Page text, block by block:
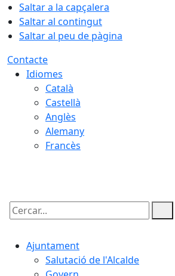
Saltar a la capçalera
Saltar al contingut
Saltar al peu de pàgina
Contacte
Idiomes
Català
Castellà
Anglès
Alemany
Francès
Cercar:
Ajuntament
Salutació de l'Alcalde